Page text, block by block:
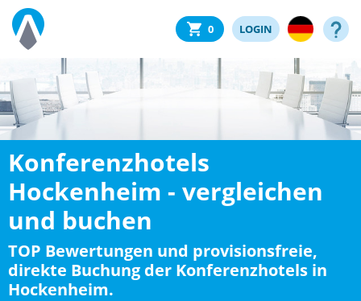
0 LOGIN
Konferenzhotels
Hockenheim - vergleichen
und buchen
TOP Bewertungen und provisionsfreie,
direkte Buchung der Konferenzhotels in
Hockenheim.